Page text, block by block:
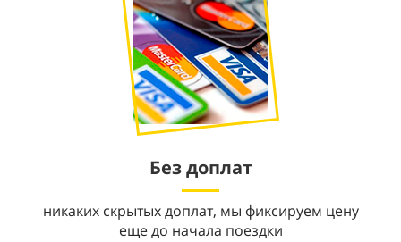
Без доплат
никаких скрытых доплат, мы фиксируем цену
еще до начала поездки